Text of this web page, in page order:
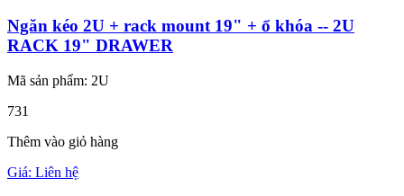
Ngăn kéo 2U + rack mount 19" + ổ khóa -- 2U
RACK 19" DRAWER
Mã sản phẩm: 2U
731
Thêm vào giỏ hàng
Giá: Liên hệ